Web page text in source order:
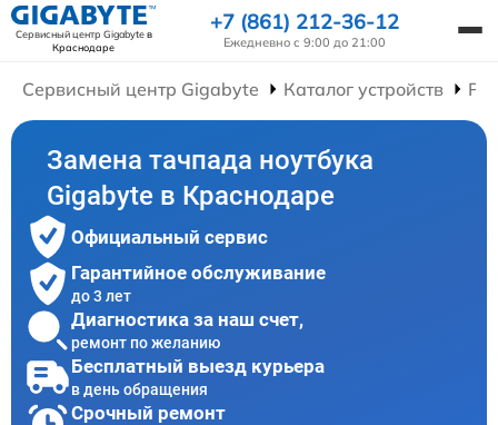
Сервисный центр Gigabyteв
Краснодаре
+7 (861) 212-36-12
Ежедневно с 9:00 до 21:00
Сервисный центр Gigabyte Каталог устройств
Замена тачпада ноутбука
Gigabyte в Краснодаре
Официальный сервис
Гарантийное обслуживание
до 3 лет
Диагностика за наш счет,
ремонт по желанию
Бесплатный выезд курьера
в день обращения
Срочный ремонт